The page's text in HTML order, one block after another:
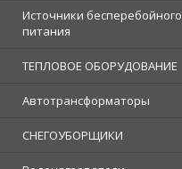
Источники бесперебойного
питания
ТЕПЛОВОЕ ОБОРУДОВАНИЕ
Автотрансформаторы
СНЕГОУБОРЩИКИ